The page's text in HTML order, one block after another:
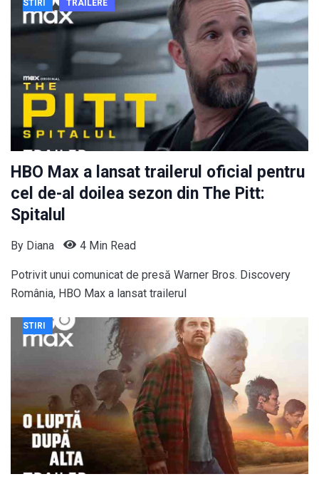
STIRI TRAILERE
HBO Max a lansat trailerul oficial pentru
cel de-al doilea sezon din The Pitt:
Spitalul
By Diana 4 Min Read
Potrivit unui comunicat de presă Warner Bros. Discovery
România, HBO Max a lansat trailerul
STIRI